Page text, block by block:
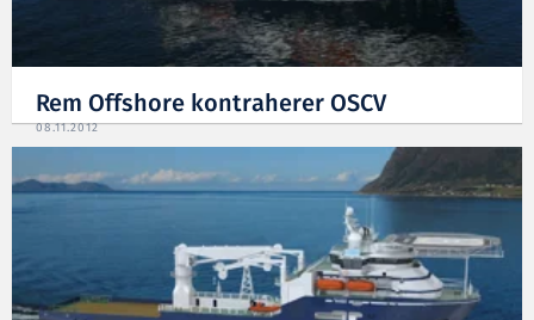
Rem Offshore kontraherer OSCV
08.11.2012